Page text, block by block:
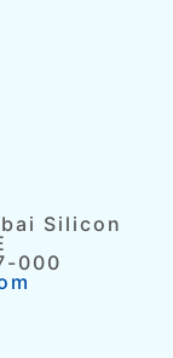
Silicon
000